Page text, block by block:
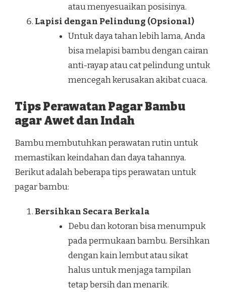
atau menyesuaikan posisinya.
Lapisi dengan Pelindung (Opsional)
Untuk daya tahan lebih lama, Anda
bisa melapisi bambu dengan cairan
anti-rayap atau cat pelindung untuk
mencegah kerusakan akibat cuaca.
Tips Perawatan Pagar Bambu
agar Awet dan Indah
Bambu membutuhkan perawatan rutin untuk
memastikan keindahan dan daya tahannya.
Berikut adalah beberapa tips perawatan untuk
pagar bambu:
Bersihkan Secara Berkala
Debu dan kotoran bisa menumpuk
pada permukaan bambu. Bersihkan
dengan kain lembut atau sikat
halus untuk menjaga tampilan
tetap bersih dan menarik.